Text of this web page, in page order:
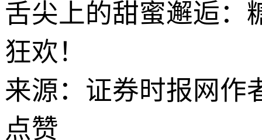
舌尖上的甜蜜邂逅：
狂欢！
来源：证券时报网作
点赞